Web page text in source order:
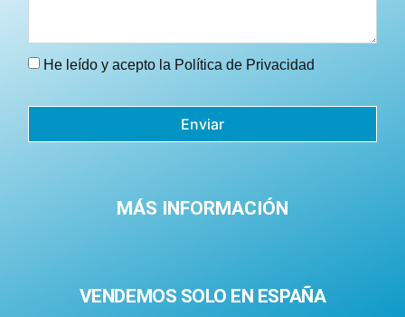
He leído y acepto la Política de Privacidad
Enviar
MÁS INFORMACIÓN
VENDEMOS SOLO EN ESPAÑA